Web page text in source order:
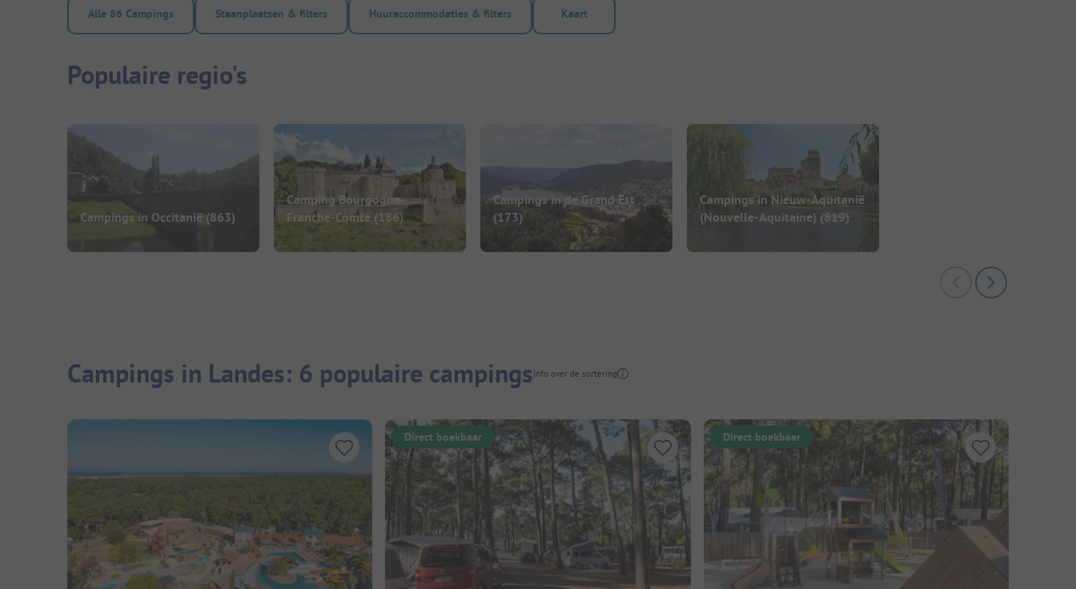
Alle 86 Campings Staanplaatsen & filters Huuraccommodaties & filters Kaart
Populaire regio's
Campings in Occitanië (863)
Camping Bourgogne-
Franche-Comté (186)
Campings in de Grand Est
(173)
Campings in Nieuw-Aquitanië
(Nouvelle-Aquitaine) (819)
Campings in Landes: 6 populaire campingsInfo over de sortering
Direct boekbaar Direct boekbaar